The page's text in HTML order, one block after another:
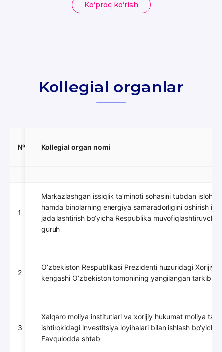
Ko‘proq ko‘rish
Kollegial organlar
№ Kollegial organ nomi
1
Markazlashgan issiqlik ta’minoti sohasini tubdan isloh
hamda binolarning energiya samaradorligini oshirish
jadallashtirish bo‘yicha Respublika muvofiqlashtiruvchi
guruh
2
O‘zbekiston Respublikasi Prezidenti huzuridagi Xorijiy
kengashi O‘zbekiston tomonining yangilangan tarkibi
3
Xalqaro moliya institutlari va xorijiy hukumat moliya
ishtirokidagi investitsiya loyihalari bilan ishlash bo‘yicha
Favqulodda shtab